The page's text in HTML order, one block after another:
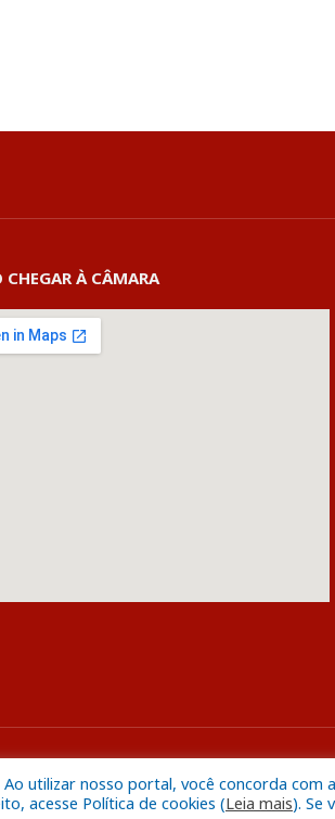
CHEGAR À CÂMARA
utilizar nosso portal, você concorda com
acesse Política de cookies (Leia mais). Se